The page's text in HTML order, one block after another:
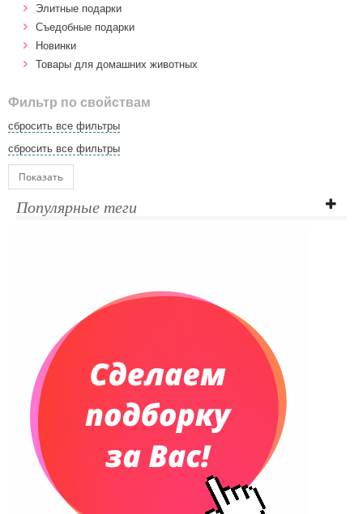
Элитные подарки
Cъедобные подарки
Новинки
Товары для домашних животных
Фильтр по свойствам
сбросить все фильтры
сбросить все фильтры
Показать
Популярные теги